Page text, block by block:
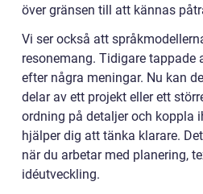
över gränsen till att kännas
Vi ser också att
resonemang. Tidigare tappade
efter några meningar. Nu kan
delar av ett projekt eller ett
ordning på detaljer och koppla
hjälper dig att tänka klarare.
när du arbetar med planering,
idéutveckling.